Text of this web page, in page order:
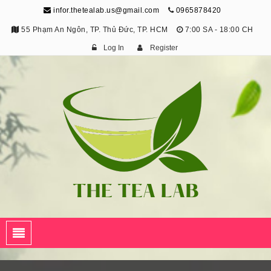
infor.thetealab.us@gmail.com 0965878420
55 Phạm An Ngôn, TP. Thủ Đức, TP. HCM 7:00 SA - 18:00 CH
Log In Register